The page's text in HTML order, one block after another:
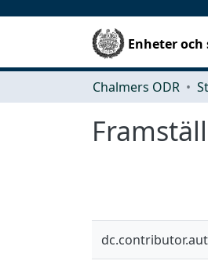
Enheter
Chalmers ODR